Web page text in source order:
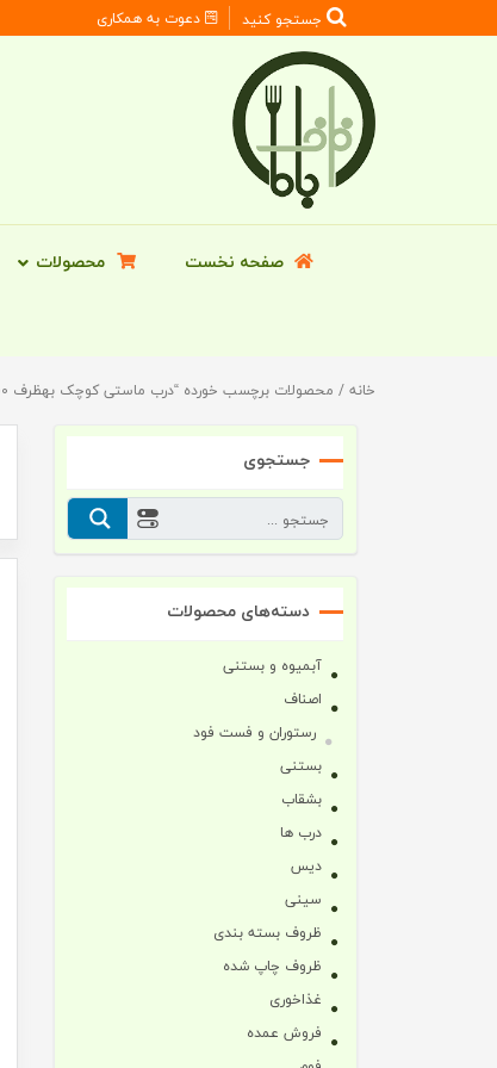
جستجو کنید دعوت به همکاری
صفحه نخست محصولات
خانه/ محصولات برچسب خورده “درب ماستی کوچک بهظرف 400 عددی”
جستجوی
دسته‌های محصولات
آبمیوه و بستنی
اصناف
رستوران و فست فود
بستنی
بشقاب
درب ها
دیس
سینی
ظروف بسته بندی
ظروف چاپ شده
غذاخوری
فروش عمده